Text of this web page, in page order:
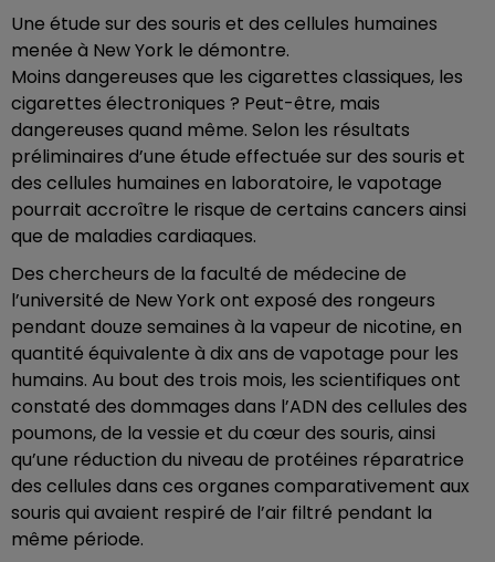
Une étude sur des souris et des cellules humaines
menée à New York le démontre.
Moins dangereuses que les cigarettes classiques, les
cigarettes électroniques ? Peut-être, mais
dangereuses quand même. Selon les résultats
préliminaires d’une étude effectuée sur des souris et
des cellules humaines en laboratoire, le vapotage
pourrait accroître le risque de certains cancers ainsi
que de maladies cardiaques.
Des chercheurs de la faculté de médecine de
l’université de New York ont exposé des rongeurs
pendant douze semaines à la vapeur de nicotine, en
quantité équivalente à dix ans de vapotage pour les
humains. Au bout des trois mois, les scientifiques ont
constaté des dommages dans l’ADN des cellules des
poumons, de la vessie et du cœur des souris, ainsi
qu’une réduction du niveau de protéines réparatrice
des cellules dans ces organes comparativement aux
souris qui avaient respiré de l’air filtré pendant la
même période.